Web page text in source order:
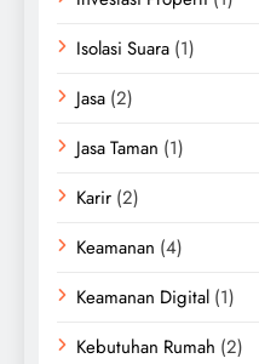
Isolasi Suara (1)
Jasa (2)
Jasa Taman (1)
Karir (2)
Keamanan (4)
Keamanan Digital (1)
Kebutuhan Rumah (2)